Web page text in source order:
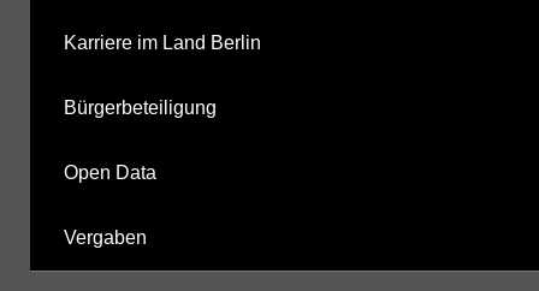
Karriere im Land Berlin
Bürgerbeteiligung
Open Data
Vergaben